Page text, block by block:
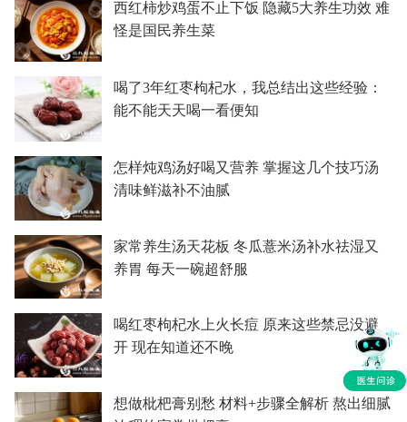
西红柿炒鸡蛋不止下饭 隐藏5大养生功效 难
怪是国民养生菜
喝了3年红枣枸杞水，我总结出这些经验：
能不能天天喝一看便知
怎样炖鸡汤好喝又营养 掌握这几个技巧汤
清味鲜滋补不油腻
家常养生汤天花板 冬瓜薏米汤补水祛湿又
养胃 每天一碗超舒服
喝红枣枸杞水上火长痘 原来这些禁忌没避
开 现在知道还不晚
想做枇杷膏别愁 材料+步骤全解析 熬出细腻